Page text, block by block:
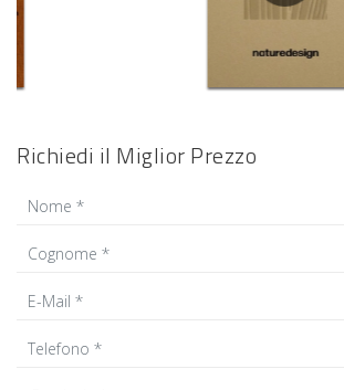
Richiedi il Miglior Prezzo